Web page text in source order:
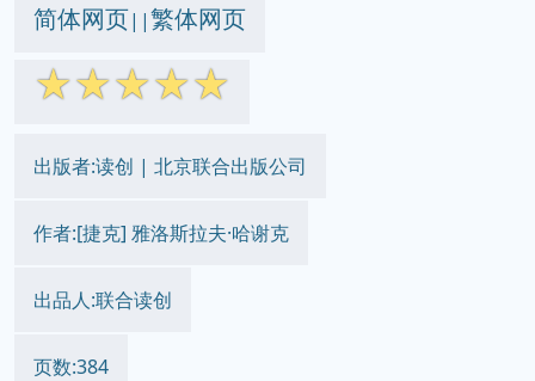
简体网页||繁体网页
☆☆☆☆☆
出版者:读创 | 北京联合出版公司
作者:[捷克] 雅洛斯拉夫·哈谢克
出品人:联合读创
页数:384